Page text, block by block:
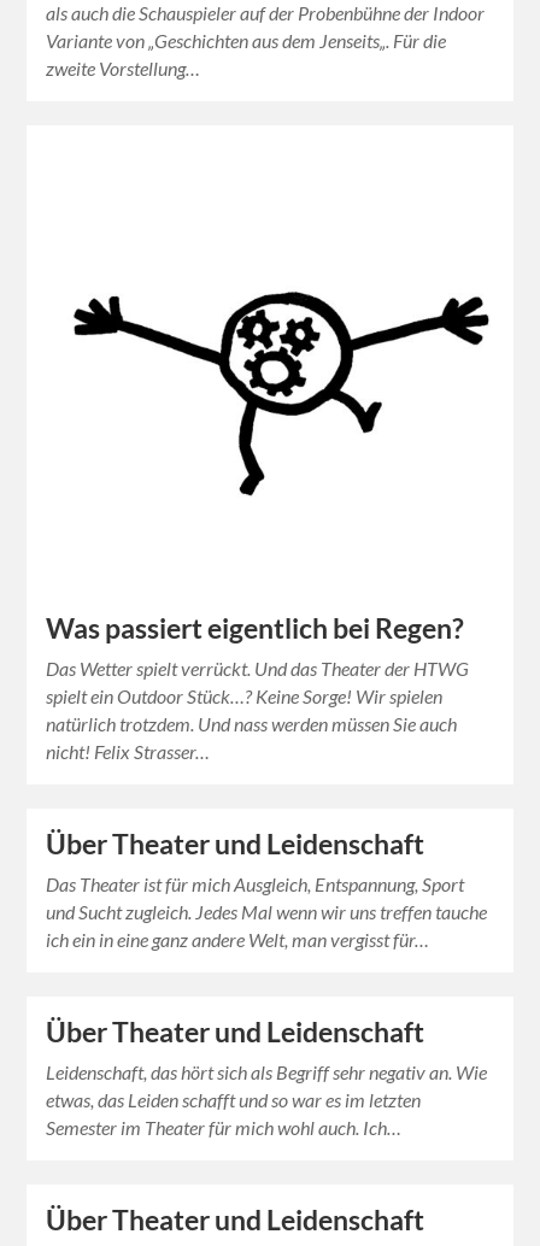
als auch die Schauspieler auf der Probenbühne der Indoor
Variante von „Geschichten aus dem Jenseits„. Für die
zweite Vorstellung…
Was passiert eigentlich bei Regen?
Das Wetter spielt verrückt. Und das Theater der HTWG
spielt ein Outdoor Stück…? Keine Sorge! Wir spielen
natürlich trotzdem. Und nass werden müssen Sie auch
nicht! Felix Strasser…
Über Theater und Leidenschaft
Das Theater ist für mich Ausgleich, Entspannung, Sport
und Sucht zugleich. Jedes Mal wenn wir uns treffen tauche
ich ein in eine ganz andere Welt, man vergisst für…
Über Theater und Leidenschaft
Leidenschaft, das hört sich als Begriff sehr negativ an. Wie
etwas, das Leiden schafft und so war es im letzten
Semester im Theater für mich wohl auch. Ich…
Über Theater und Leidenschaft